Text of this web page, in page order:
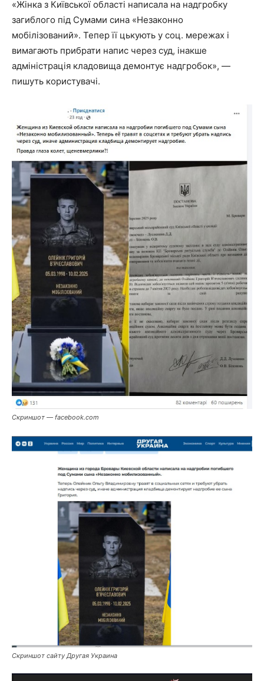
«Жінка з Київської області написала на надгробку
загиблого під Сумами сина «Незаконно
мобілізований». Тепер її цькують у соц. мережах і
вимагають прибрати напис через суд, інакше
адміністрація кладовища демонтує надгробок», —
пишуть користувачі.
Скриншот — facebook.com
Скриншот сайту Другая Украина